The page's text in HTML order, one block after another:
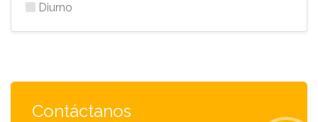
Diurno
Contáctanos